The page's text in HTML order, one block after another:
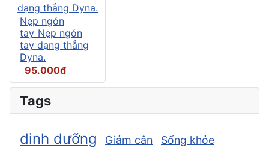
Nẹp ngón
tay_Nẹp ngón
tay dạng thẳng
Dyna.
95.000đ
Tags
dinh dưỡng Giảm cân Sống khỏe